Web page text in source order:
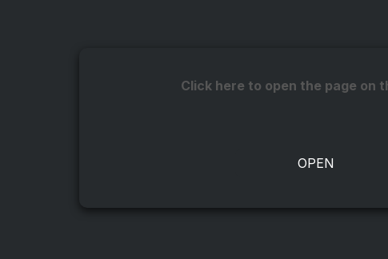
Click here to open the page on